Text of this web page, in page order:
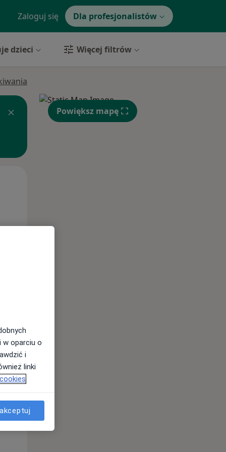
Zaloguj się Dla profesjonalistów
dzieci Więcej filtrów
Śr,
12 Sie
Powiększ mapę
w oparciu o
i
linki